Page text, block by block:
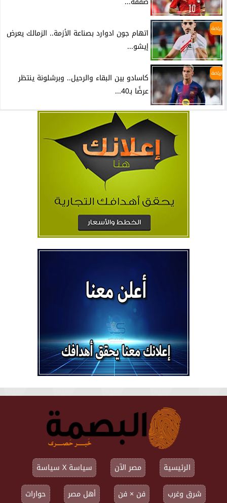
رياضة
اتهام جون ادوارد بصناعة الأزمة.. الزمالك يعرض
إيشو...
رياضة
كاسادو بين البقاء والرحيل.. وبرشلونة ينتظر
عرضًا بـ40...
الرئيسية مصر الآن
سياسة X سياسة
شرق وغرب
فن × فن أهل مصر حوارات